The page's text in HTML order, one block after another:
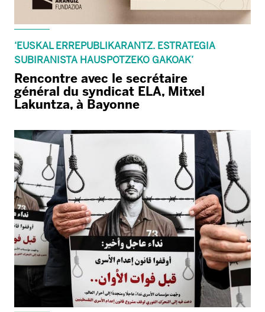
‘EUSKAL ERREPUBLIKARANTZ. ESTRATEGIA
SUBIRANISTA HAUSPOTZEKO GAKOAK’
Rencontre avec le secrétaire
général du syndicat ELA, Mitxel
Lakuntza, à Bayonne